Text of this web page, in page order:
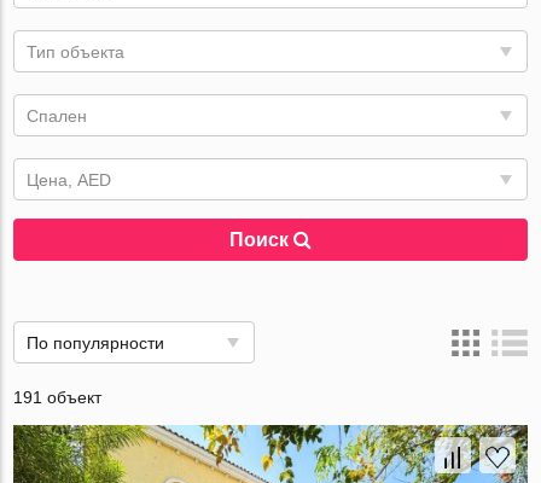
Тип объекта
Спален
Цена, AED
Поиск
По популярности
191 объект